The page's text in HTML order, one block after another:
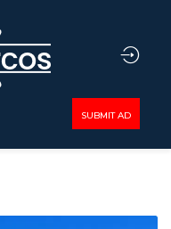
SUBMIT AD